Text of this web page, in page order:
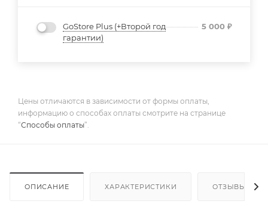
GoStore Plus (+Второй год
гарантии)
5 000 ₽
Цены отличаются в зависимости от формы оплаты,
информацию о способах оплаты смотрите на странице
“Способы оплаты”.
ОПИСАНИЕ ХАРАКТЕРИСТИКИ ОТЗЫВЫ